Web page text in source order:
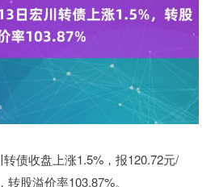
债收盘上涨1.5%，报120.72元/
股溢价率103.87%。